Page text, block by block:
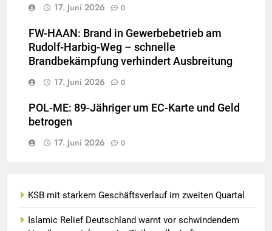
17. Juni 2026
0
FW-HAAN: Brand in Gewerbebetrieb am
Rudolf-Harbig-Weg – schnelle
Brandbekämpfung verhindert Ausbreitung
17. Juni 2026
0
POL-ME: 89-Jähriger um EC-Karte und Geld
betrogen
17. Juni 2026
0
KSB mit starkem Geschäftsverlauf im zweiten Quartal
Islamic Relief Deutschland warnt vor schwindendem